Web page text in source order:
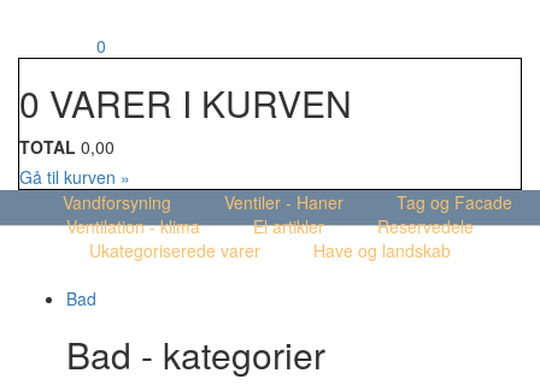
0
0 VARER I KURVEN
TOTAL 0,00
Gå til kurven »
Vandforsyning
Ventiler - Haner
Tag og Facade
Ventilation - klima
El artikler
Reservedele
Ukategoriserede varer
Have og landskab
Bad
Bad - kategorier